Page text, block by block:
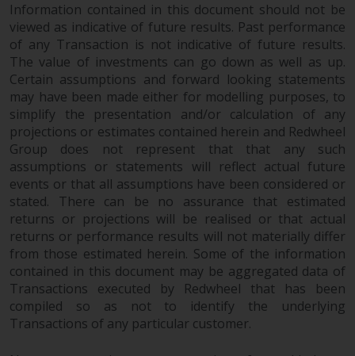
Information contained in this document should not be
viewed as indicative of future results. Past performance
of any Transaction is not indicative of future results.
The value of investments can go down as well as up.
Certain assumptions and forward looking statements
may have been made either for modelling purposes, to
simplify the presentation and/or calculation of any
projections or estimates contained herein and Redwheel
Group does not represent that that any such
assumptions or statements will reflect actual future
events or that all assumptions have been considered or
stated. There can be no assurance that estimated
returns or projections will be realised or that actual
returns or performance results will not materially differ
from those estimated herein. Some of the information
contained in this document may be aggregated data of
Transactions executed by Redwheel that has been
compiled so as not to identify the underlying
Transactions of any particular customer.